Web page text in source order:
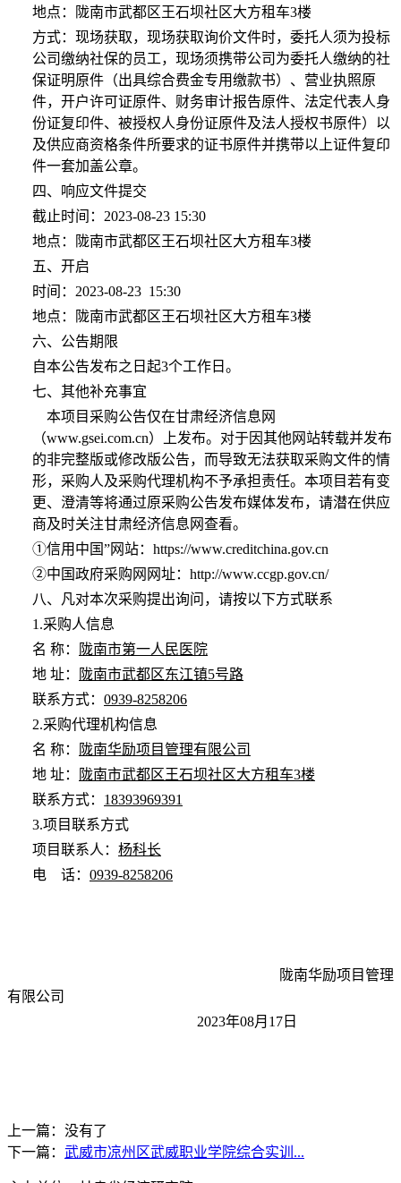
地点：陇南市武都区王石坝社区大方租车3楼
方式：现场获取，现场获取询价文件时，委托人须为投标
公司缴纳社保的员工，现场须携带公司为委托人缴纳的社
保证明原件（出具综合费金专用缴款书）、营业执照原
件，开户许可证原件、财务审计报告原件、法定代表人身
份证复印件、被授权人身份证原件及法人授权书原件）以
及供应商资格条件所要求的证书原件并携带以上证件复印
件一套加盖公章。
四、响应文件提交
截止时间： 2023-08-23 15:30
地点：陇南市武都区王石坝社区大方租车3楼
五、开启
时间： 2023-08-23 15:30
地点：陇南市武都区王石坝社区大方租车3楼
六、公告期限
自本公告发布之日起3个工作日。
七、其他补充事宜
本项目采购公告仅在甘肃经济信息网
（www.gsei.com.cn）上发布。对于因其他网站转载并发布
的非完整版或修改版公告，而导致无法获取采购文件的情
形，采购人及采购代理机构不予承担责任。本项目若有变
更、澄清等将通过原采购公告发布媒体发布，请潜在供应
商及时关注甘肃经济信息网查看。
①信用中国”网站：https://www.creditchina.gov.cn
②中国政府采购网网址：http://www.ccgp.gov.cn/
八、凡对本次采购提出询问，请按以下方式联系
1.采购人信息
名 称：
陇南市第一人民医院
地 址： 陇南市武都区东江镇5号路
联系方式： 0939-8258206
2.采购代理机构信息
名 称：
陇南华励项目管理有限公司
地 址： 陇南市武都区王石坝社区大方租车3楼
联系方式： 18393969391
3.项目联系方式
项目联系人： 杨科长
电 话： 0939-8258206
陇南华励项目管理
有限公司
2023年08月17日
上一篇：没有了
下一篇： 武威市凉州区武威职业学院综合实训...